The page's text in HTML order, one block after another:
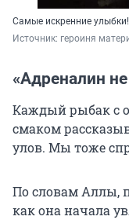
Самые искренние улыбки!
Источник: героиня
«Адреналин
Каждый рыбак с
смаком
улов. Мы тоже
По словам Аллы,
как она начала